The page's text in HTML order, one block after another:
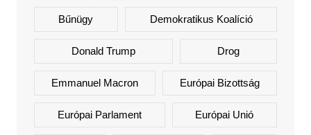
Bűnügy Demokratikus Koalíció
Donald Trump Drog
Emmanuel Macron Európai Bizottság
Európai Parlament Európai Unió